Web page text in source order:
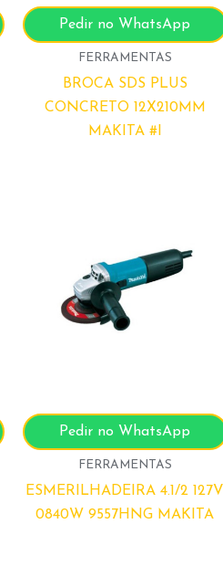
Pedir no WhatsApp
FERRAMENTAS
BROCA SDS PLUS
CONCRETO 12X210MM
MAKITA #I
Pedir no WhatsApp
FERRAMENTAS
ESMERILHADEIRA 4.1/2 127V
0840W 9557HNG MAKITA